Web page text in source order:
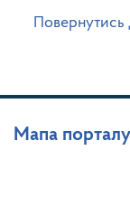
Повернутись
Мапа порталу